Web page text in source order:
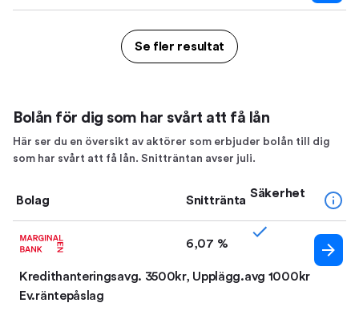
Se fler resultat
Bolån för dig som har svårt att få lån
Här ser du en översikt av aktörer som erbjuder bolån till dig
som har svårt att få lån. Snitträntan avser juli.
Bolag Snittränta
Säkerhet
6,07 %
Kredithanteringsavg. 3500kr, Upplägg.avg 1000kr
Ev.räntepåslag